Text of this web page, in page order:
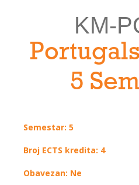
KM-
5
Semestar: 5
Broj ECTS kredita: 4
Obavezan: Ne